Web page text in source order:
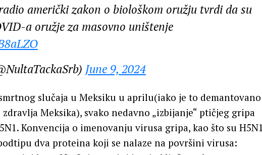
američki zakon o biološkom oružju tvrdi da su
a oružje za masovno uništenje
June 9, 2024
slučaja u Meksiku u aprilu(iako je to demantovano
Meksika), svako nedavno „izbijanje“ ptičjeg gripa
Konvencija o imenovanju virusa gripa, kao što su H5N1
dva proteina koji se nalaze na površini virusa: